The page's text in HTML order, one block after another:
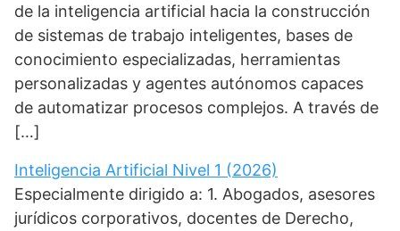
de la inteligencia artificial hacia la construcción
de sistemas de trabajo inteligentes, bases de
conocimiento especializadas, herramientas
personalizadas y agentes autónomos capaces
de automatizar procesos complejos. A través de
[…]
Inteligencia Artificial Nivel 1 (2026)
Especialmente dirigido a: 1. Abogados, asesores
jurídicos corporativos, docentes de Derecho,